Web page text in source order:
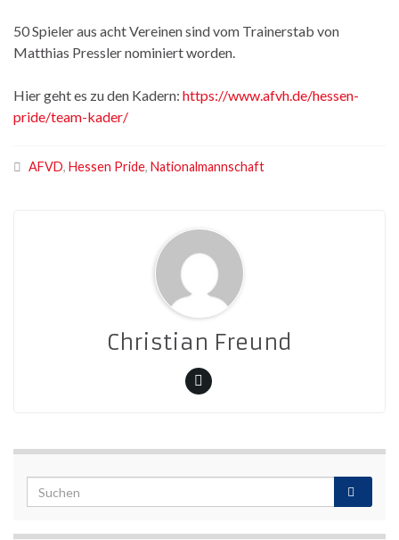
50 Spieler aus acht Vereinen sind vom Trainerstab von
Matthias Pressler nominiert worden.
Hier geht es zu den Kadern: https://www.afvh.de/hessen-
pride/team-kader/
AFVD, Hessen Pride, Nationalmannschaft
Christian Freund